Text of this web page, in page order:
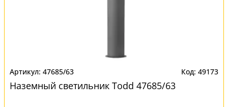
47685/63 49173
Наземный светильник Todd 47685/63